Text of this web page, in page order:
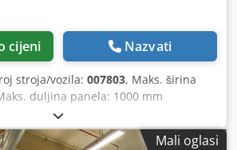
cijeni Nazvati
stroja/vozila: 007803, Maks. širina
duljina panela: 1000 mm
Broj agregata: 4 Pozicioniranje
da Bočne horizontalne grupe: da
Mali oglasi